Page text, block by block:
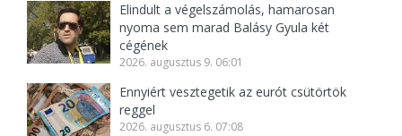
Elindult a végelszámolás, hamarosan
nyoma sem marad Balásy Gyula két
cégének
2026. augusztus 9. 06:01
Ennyiért vesztegetik az eurót csütörtök
reggel
2026. augusztus 6. 07:08